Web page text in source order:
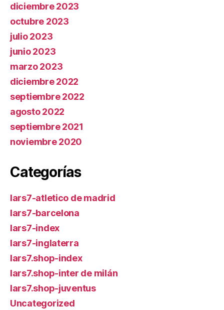
diciembre 2023
octubre 2023
julio 2023
junio 2023
marzo 2023
diciembre 2022
septiembre 2022
agosto 2022
septiembre 2021
noviembre 2020
Categorías
lars7-atletico de madrid
lars7-barcelona
lars7-index
lars7-inglaterra
lars7.shop-index
lars7.shop-inter de milán
lars7.shop-juventus
Uncategorized